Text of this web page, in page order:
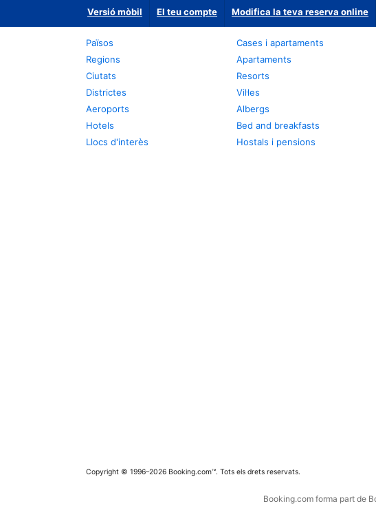
Versió mòbil El teu compte Modifica la teva reserva online
Països
Regions
Ciutats
Districtes
Aeroports
Hotels
Llocs d'interès
Cases i apartaments
Apartaments
Resorts
Vil·les
Albergs
Bed and breakfasts
Hostals i pensions
Copyright © 1996–2026 Booking.com™. Tots els drets reservats.
Booking.com forma part de